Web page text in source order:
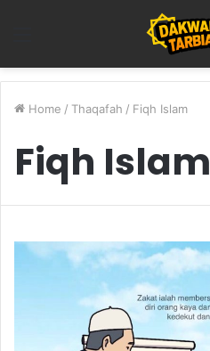
Home / Thaqafah / Fiqh Islam
Fiqh Islam